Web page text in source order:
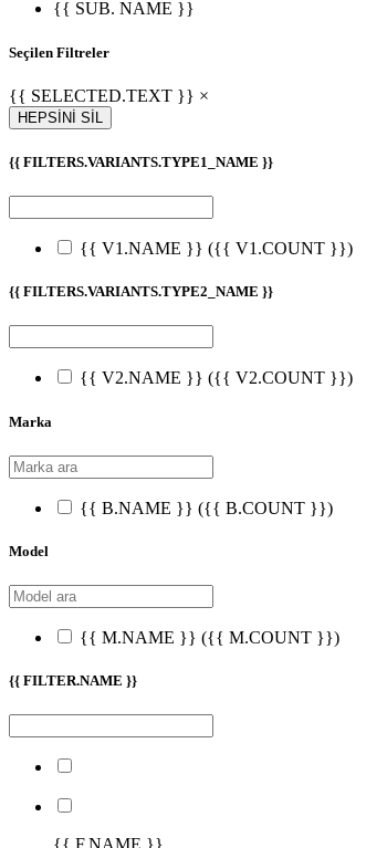
{{ SUB. NAME }}
Seçilen Filtreler
{{ SELECTED.TEXT }} ×
HEPSİNİ SİL
{{ FILTERS.VARIANTS.TYPE1_NAME }}
{{ V1.NAME }} ({{ V1.COUNT }})
{{ FILTERS.VARIANTS.TYPE2_NAME }}
{{ V2.NAME }} ({{ V2.COUNT }})
Marka
{{ B.NAME }} ({{ B.COUNT }})
Model
{{ M.NAME }} ({{ M.COUNT }})
{{ FILTER.NAME }}